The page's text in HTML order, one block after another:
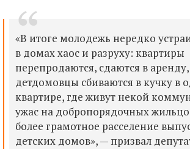
«В итоге молодежь нередко
в домах хаос и разруху: квартиры
перепродаются, сдаются в
детдомовцы сбиваются в кучку в
квартире, где живут некой
ужас на добропорядочных
более грамотное расселение
детских домов», — призвал